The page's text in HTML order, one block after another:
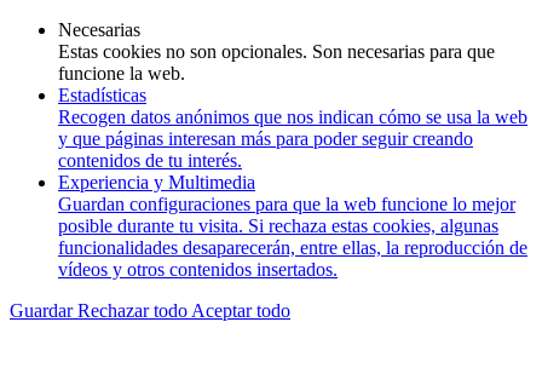
Necesarias
Estas cookies no son opcionales. Son necesarias para que
funcione la web.
Estadísticas
Recogen datos anónimos que nos indican cómo se usa la web
y que páginas interesan más para poder seguir creando
contenidos de tu interés.
Experiencia y Multimedia
Guardan configuraciones para que la web funcione lo mejor
posible durante tu visita. Si rechaza estas cookies, algunas
funcionalidades desaparecerán, entre ellas, la reproducción de
vídeos y otros contenidos insertados.
GuardarRechazar todo Aceptar todo